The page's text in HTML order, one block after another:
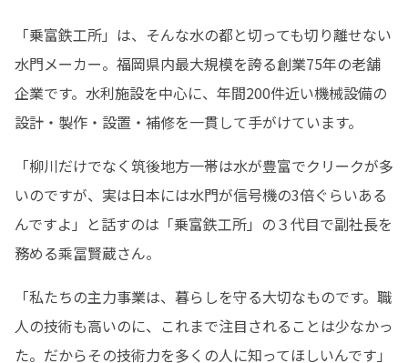
「乗富鉄工所」は、そんな水の都と切っても切り離せない
水門メーカー。福岡県内最大規模を誇る創業75年の老舗
企業です。水利施設を中心に、年間200件近い機械設備の
設計・製作・設置・補修を一貫して手がけています。
「柳川だけでなく筑後地方一帯は水が豊富でクリークが多
いのですが、実は日本には水門が信号機の3倍ぐらいある
んですよ」と話すのは「乗富鉄工所」の３代目で副社長を
務める乘冨賢蔵さん。
「私たちの主力事業は、暮らしを守る大切なものです。職
人の技術も高いのに、これまで注目されることは少なかっ
た。だからその技術力を多くの人に知ってほしいんです」